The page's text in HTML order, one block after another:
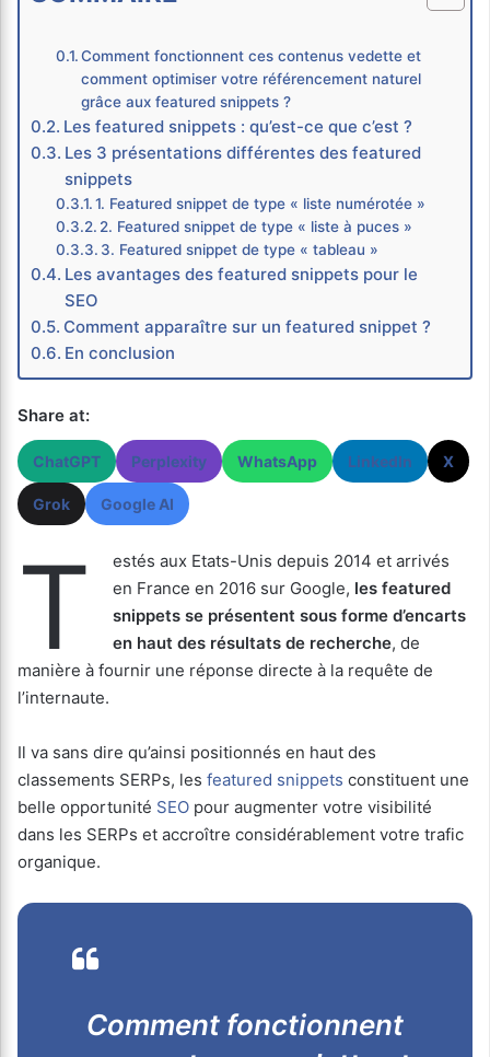
Comment fonctionnent ces contenus vedette et
comment optimiser votre référencement naturel
grâce aux featured snippets ?
Les featured snippets : qu’est-ce que c’est ?
Les 3 présentations différentes des featured
snippets
1. Featured snippet de type « liste numérotée »
2. Featured snippet de type « liste à puces »
3. Featured snippet de type « tableau »
Les avantages des featured snippets pour le
SEO
Comment apparaître sur un featured snippet ?
En conclusion
Share at:
ChatGPT Perplexity WhatsApp LinkedIn X
Grok Google AI
T
estés aux Etats-Unis depuis 2014 et arrivés
en France en 2016 sur Google, les featured
snippets se présentent sous forme d’encarts
en haut des résultats de recherche, de
manière à fournir une réponse directe à la requête de
l’internaute.
Il va sans dire qu’ainsi positionnés en haut des
classements SERPs, les featured snippets constituent une
belle opportunité SEO pour augmenter votre visibilité
dans les SERPs et accroître considérablement votre trafic
organique.
Comment fonctionnent